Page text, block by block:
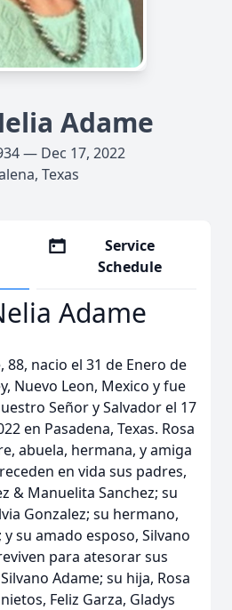
Adame
— Dec 17, 2022
Texas
Service
Schedule
Adame
88, nacio el 31 de Enero de
Nuevo Leon, Mexico y fue
Señor y Salvador el 17
en Pasadena, Texas. Rosa
abuela, hermana, y amiga
en vida sus padres,
& Manuelita Sanchez; su
Gonzalez; su hermano,
su amado esposo, Silvano
para atesorar sus
Adame; su hija, Rosa
Feliz Garza, Gladys